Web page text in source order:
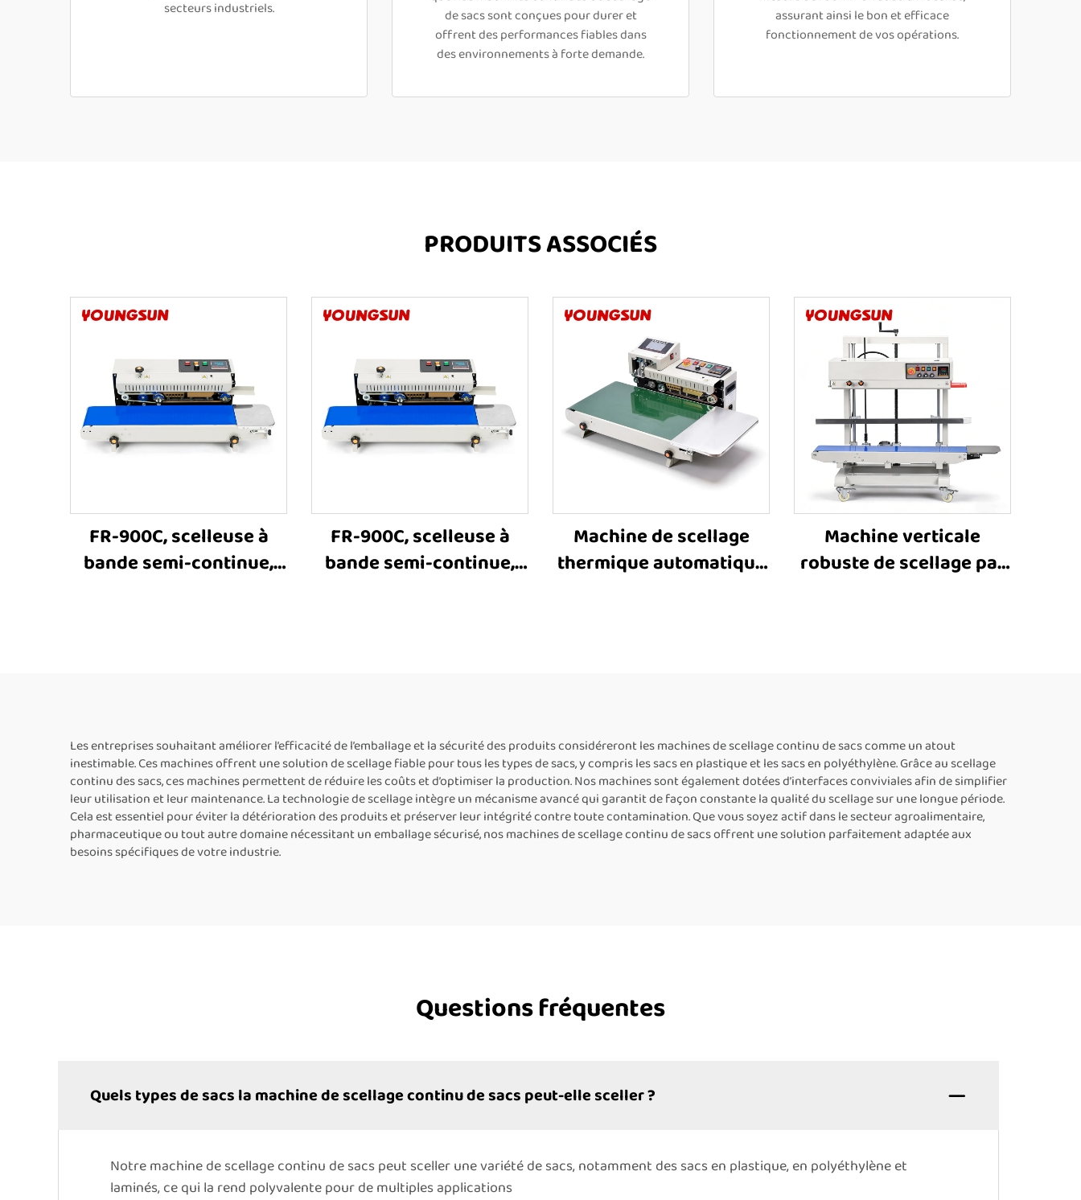
secteurs industriels.
de sacs sont conçues pour durer et
offrent des performances fiables dans
des environnements à forte demande.
assurant ainsi le bon et efficace
fonctionnement de vos opérations.
PRODUITS ASSOCIÉS
FR-900C, scelleuse à
bande semi-continue,
FR-900C, scelleuse à
bande semi-continue,
Machine de scellage
thermique automatique
thermique pour sacs
plastique
Machine verticale
robuste de scellage par
scellage thermique
continue, machine de
scellage continu par
bande
Les entreprises souhaitant améliorer l’efficacité de l’emballage et la sécurité des produits considéreront les machines de scellage continu de sacs comme un atout
inestimable. Ces machines offrent une solution de scellage fiable pour tous les types de sacs, y compris les sacs en plastique et les sacs en polyéthylène. Grâce au scellage
continu des sacs, ces machines permettent de réduire les coûts et d’optimiser la production. Nos machines sont également dotées d’interfaces conviviales afin de simplifier
leur utilisation et leur maintenance. La technologie de scellage intègre un mécanisme avancé qui garantit de façon constante la qualité du scellage sur une longue période.
Cela est essentiel pour éviter la détérioration des produits et préserver leur intégrité contre toute contamination. Que vous soyez actif dans le secteur agroalimentaire,
pharmaceutique ou tout autre domaine nécessitant un emballage sécurisé, nos machines de scellage continu de sacs offrent une solution parfaitement adaptée aux
besoins spécifiques de votre industrie.
Questions fréquentes
Quels types de sacs la machine de scellage continu de sacs peut-elle sceller ?
Notre machine de scellage continu de sacs peut sceller une variété de sacs, notamment des sacs en plastique, en polyéthylène et
laminés, ce qui la rend polyvalente pour de multiples applications